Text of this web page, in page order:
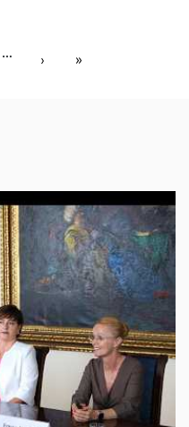
…
Következő
›
Utolsó
»